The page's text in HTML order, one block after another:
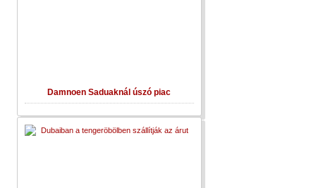
Damnoen Saduaknál úszó piac